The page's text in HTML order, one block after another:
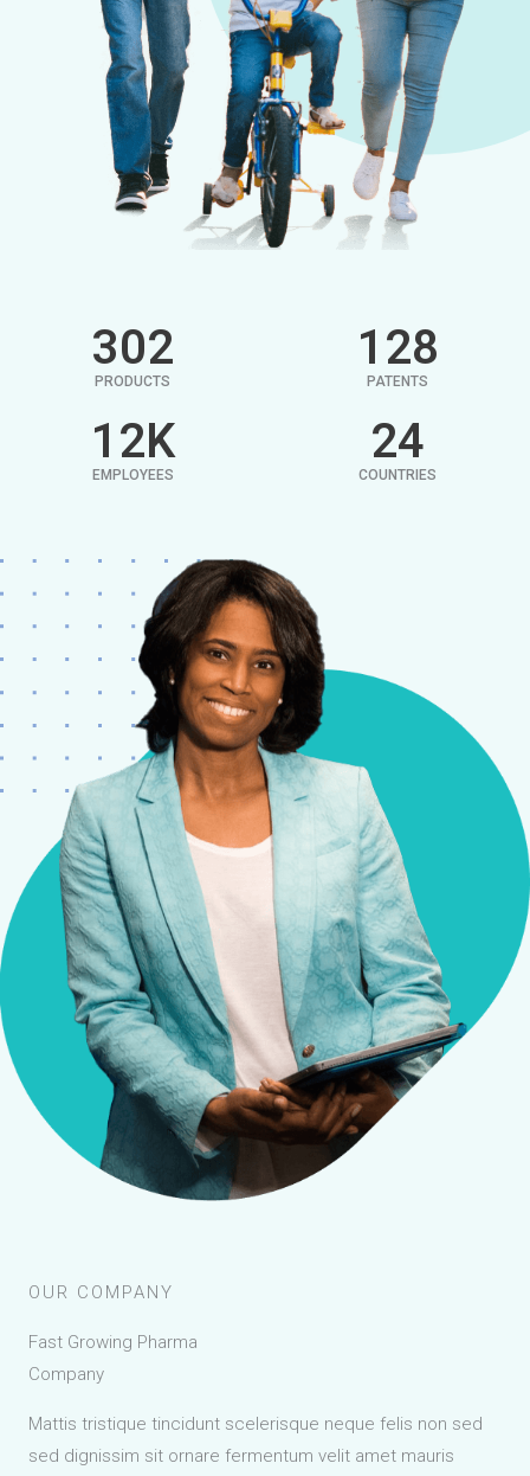
302
PRODUCTS 128
PATENTS
12K
EMPLOYEES 24
COUNTRIES
OUR COMPANY
Fast Growing Pharma
Company
Mattis tristique tincidunt scelerisque neque felis non sed
sed dignissim sit ornare fermentum velit amet mauris